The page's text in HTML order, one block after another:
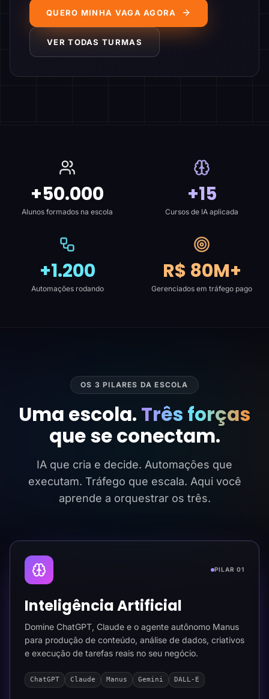
QUERO MINHA VAGA AGORA
VER TODAS TURMAS
+50.000
Alunos formados na escola
+15
Cursos de IA aplicada
+1.200
Automações rodando
R$ 80M+
Gerenciados em tráfego pago
OS 3 PILARES DA ESCOLA
Uma escola. Três forças
que se conectam.
IA que cria e decide. Automações que
executam. Tráfego que escala. Aqui você
aprende a orquestrar os três.
PILAR 01
Inteligência Artificial
Domine ChatGPT, Claude e o agente autônomo Manus
para produção de conteúdo, análise de dados, criativos
e execução de tarefas reais no seu negócio.
ChatGPT Claude Manus Gemini DALL-E